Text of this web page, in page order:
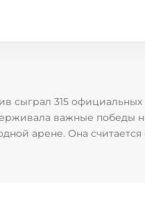
сыграл 315 официальных
важные победы
арене. Она